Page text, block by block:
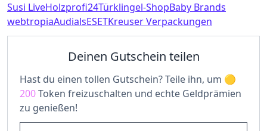
Susi LiveHolzprofi24Türklingel-ShopBaby Brands
webtropiaAudialsESETKreuser Verpackungen
Deinen Gutschein teilen
Hast du einen tollen Gutschein? Teile ihn, um
200Token freizuschalten und echte Geldprämien
zu genießen!